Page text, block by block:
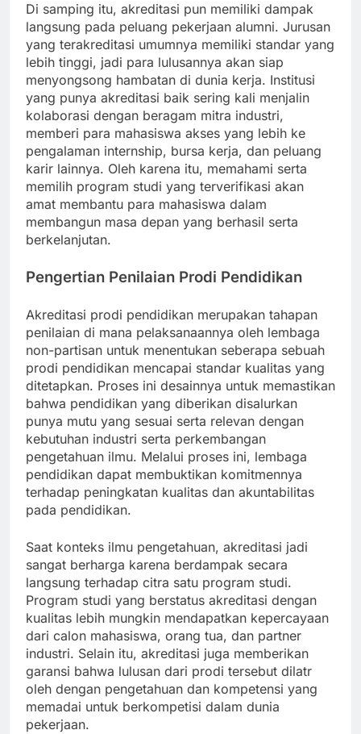
Di samping itu, akreditasi pun memiliki dampak
langsung pada peluang pekerjaan alumni. Jurusan
yang terakreditasi umumnya memiliki standar yang
lebih tinggi, jadi para lulusannya akan siap
menyongsong hambatan di dunia kerja. Institusi
yang punya akreditasi baik sering kali menjalin
kolaborasi dengan beragam mitra industri,
memberi para mahasiswa akses yang lebih ke
pengalaman internship, bursa kerja, dan peluang
karir lainnya. Oleh karena itu, memahami serta
memilih program studi yang terverifikasi akan
amat membantu para mahasiswa dalam
membangun masa depan yang berhasil serta
berkelanjutan.
Pengertian Penilaian Prodi Pendidikan
Akreditasi prodi pendidikan merupakan tahapan
penilaian di mana pelaksanaannya oleh lembaga
non-partisan untuk menentukan seberapa sebuah
prodi pendidikan mencapai standar kualitas yang
ditetapkan. Proses ini desainnya untuk memastikan
bahwa pendidikan yang diberikan disalurkan
punya mutu yang sesuai serta relevan dengan
kebutuhan industri serta perkembangan
pengetahuan ilmu. Melalui proses ini, lembaga
pendidikan dapat membuktikan komitmennya
terhadap peningkatan kualitas dan akuntabilitas
pada pendidikan.
Saat konteks ilmu pengetahuan, akreditasi jadi
sangat berharga karena berdampak secara
langsung terhadap citra satu program studi.
Program studi yang berstatus akreditasi dengan
kualitas lebih mungkin mendapatkan kepercayaan
dari calon mahasiswa, orang tua, dan partner
industri. Selain itu, akreditasi juga memberikan
garansi bahwa lulusan dari prodi tersebut dilatr
oleh dengan pengetahuan dan kompetensi yang
memadai untuk berkompetisi dalam dunia
pekerjaan.